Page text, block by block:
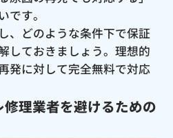
です。
、どのような条件下で保証
しておきましょう。理想的
発に対して完全無料で対応
理業者を避けるための